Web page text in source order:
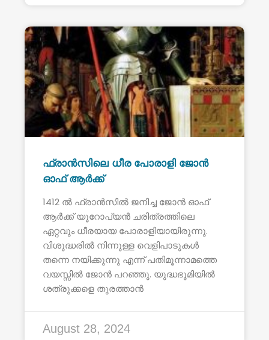
ഫ്രാൻസിലെ ധീര പോരാളി ജോൻ
ഓഫ് ആർക്ക്
1412 ൽ ഫ്രാൻസിൽ ജനിച്ച ജോൻ ഓഫ്
ആർക്ക് യൂറോപ്യൻ ചരിത്രത്തിലെ
ഏറ്റവും ധീരയായ പോരാളിയായിരുന്നു.
വിശുദ്ധരിൽ നിന്നുള്ള വെളിപാടുകൾ
തന്നെ നയിക്കുന്നു എന്ന് പതിമൂന്നാമത്തെ
വയസ്സിൽ ജോൻ പറഞ്ഞു. യുദ്ധഭൂമിയിൽ
ശത്രുക്കളെ തുരത്താൻ
August 28, 2024